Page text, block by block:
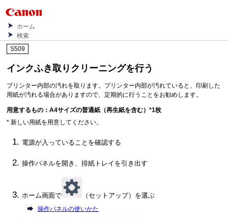
ホーム
検索
S509
インクふき取りクリーニングを行う
プリンター内部の汚れを取ります。プリンター内部が汚れていると、印刷した
用紙が汚れる場合がありますので、定期的に行うことをお勧めします。
用意するもの：A4サイズの普通紙（再生紙を含む）*1枚
* 新しい用紙を用意してください。
電源が入っていることを確認する
操作パネルを開き、排紙トレイを引き出す
ホーム画面で （セットアップ）を選ぶ
操作パネルの使いかた